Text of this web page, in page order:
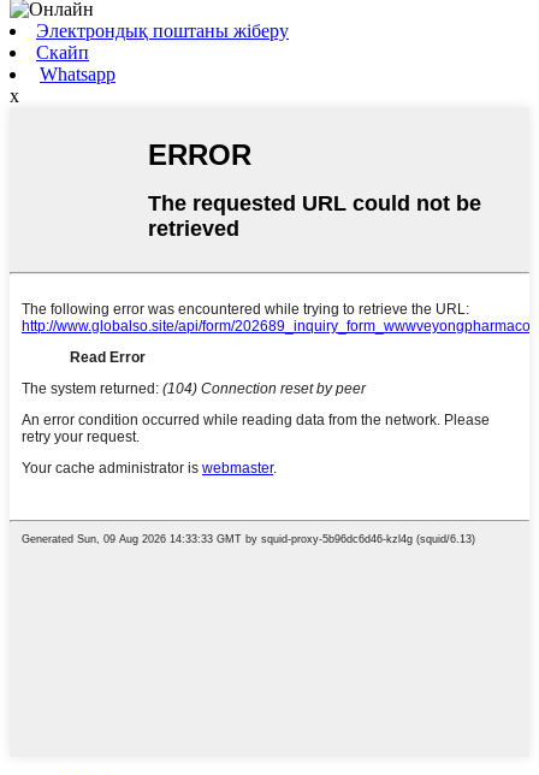
Электрондық поштаны жіберу
Скайп
Whatsapp
x